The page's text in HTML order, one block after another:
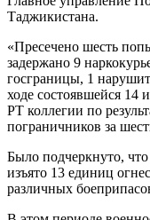
Таджикистана.
«Пресечено шесть
задержано 9
госграницы, 1
ходе состоявшейся
РТ коллегии по
пограничников за
Было подчеркнуто,
изъято 13 единиц
различных